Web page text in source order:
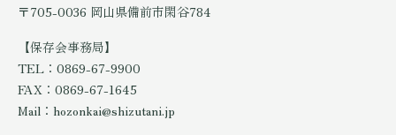
〒705-0036 岡山県備前市閑谷784
【保存会事務局】
TEL：0869-67-9900
FAX：0869-67-1645
Mail：hozonkai@shizutani.jp